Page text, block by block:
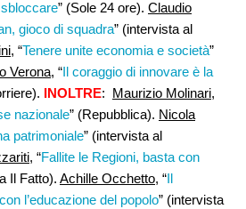
” (Sole 24 ore). Claudio
gioco di squadra” (intervista al
, “Tenere unite economia e società”
Verona, “Il coraggio di innovare è la
INOLTRE: Maurizio Molinari,
nazionale” (Repubblica). Nicola
patrimoniale” (intervista al
, “Fallite le Regioni, basta con
Il Fatto). Achille Occhetto, “Il
l’educazione del popolo” (intervista